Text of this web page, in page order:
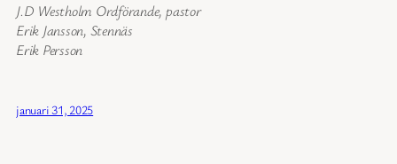
J.D Westholm Ordförande, pastor
Erik Jansson, Stennäs
Erik Persson
januari 31, 2025